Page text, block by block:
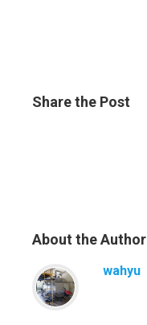
Sharethe Post
About the Author
wahyu